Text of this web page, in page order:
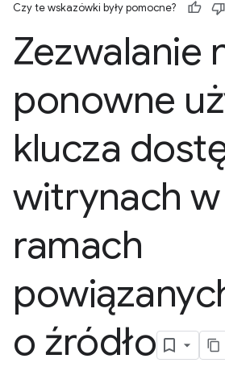
Czy te wskazówki były pomocne?
Zezwalanie
ponowne
klucza
witrynach w
ramach
o źródło